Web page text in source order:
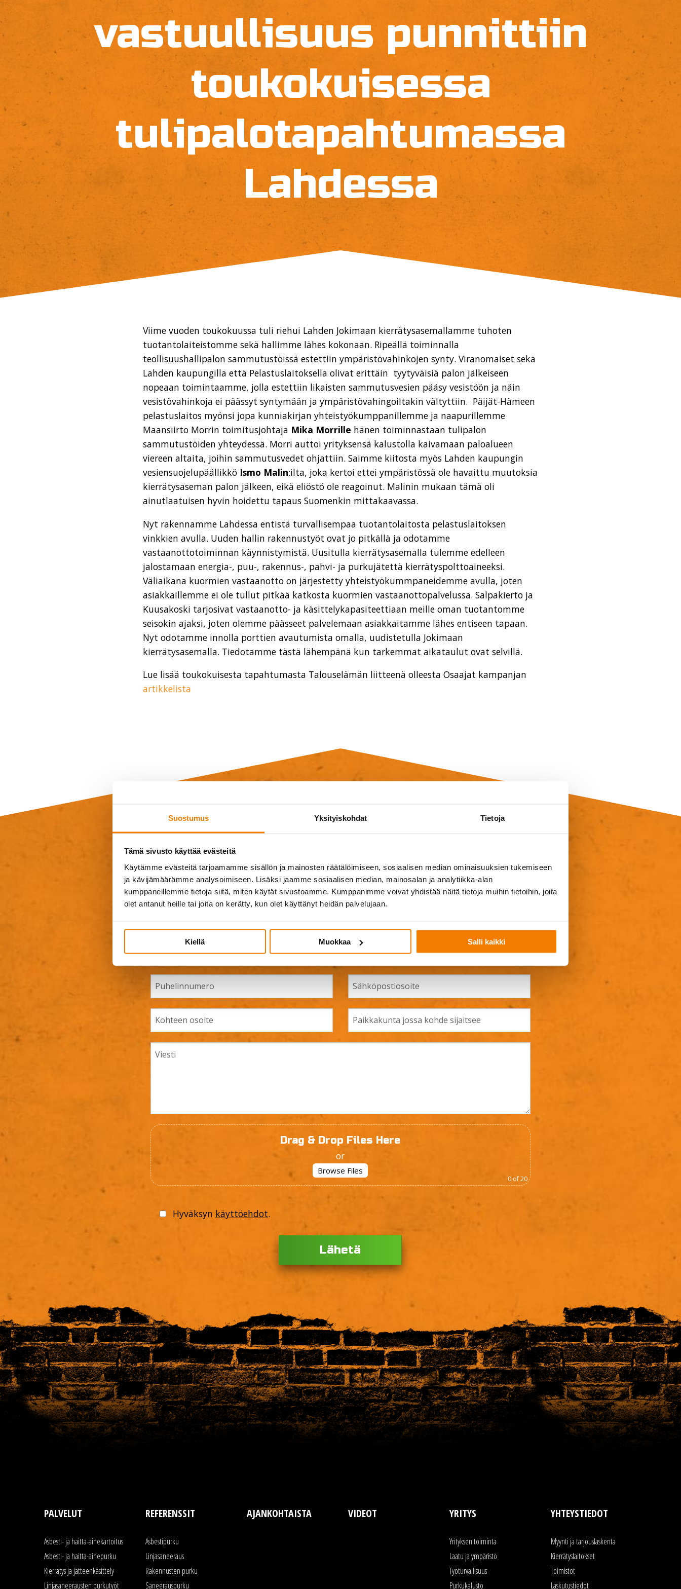
Suostumus Yksityiskohdat Tietoja
Tämä sivusto käyttää evästeitä
Käytämme evästeitä tarjoamamme sisällön ja mainosten räätälöimiseen, sosiaalisen median ominaisuuksien tukemiseen
ja kävijämäärämme analysoimiseen. Lisäksi jaamme sosiaalisen median, mainosalan ja analytiikka-alan
kumppaneillemme tietoja siitä, miten käytät sivustoamme. Kumppanimme voivat yhdistää näitä tietoja muihin tietoihin, joita
olet antanut heille tai joita on kerätty, kun olet käyttänyt heidän palvelujaan.
Kiellä Muokkaa Salli kaikki
vastuullisuus punnittiin
toukokuisessa
tulipalotapahtumassa
Lahdessa
Viime vuoden toukokuussa tuli riehui Lahden Jokimaan kierrätysasemallamme tuhoten
tuotantolaiteistomme sekä hallimme lähes kokonaan. Ripeällä toiminnalla
teollisuushallipalon sammutustöissä estettiin ympäristövahinkojen synty. Viranomaiset sekä
Lahden kaupungilla että Pelastuslaitoksella olivat erittäin tyytyväisiä palon jälkeiseen
nopeaan toimintaamme, jolla estettiin likaisten sammutusvesien pääsy vesistöön ja näin
vesistövahinkoja ei päässyt syntymään ja ympäristövahingoiltakin vältyttiin. Päijät-Hämeen
pelastuslaitos myönsi jopa kunniakirjan yhteistyökumppanillemme ja naapurillemme
Maansiirto Morrin toimitusjohtaja Mika Morrille hänen toiminnastaan tulipalon
sammutustöiden yhteydessä. Morri auttoi yrityksensä kalustolla kaivamaan paloalueen
viereen altaita, joihin sammutusvedet ohjattiin. Saimme kiitosta myös Lahden kaupungin
vesiensuojelupäällikkö Ismo Malin:ilta, joka kertoi ettei ympäristössä ole havaittu muutoksia
kierrätysaseman palon jälkeen, eikä eliöstö ole reagoinut. Malinin mukaan tämä oli
ainutlaatuisen hyvin hoidettu tapaus Suomenkin mittakaavassa.
Nyt rakennamme Lahdessa entistä turvallisempaa tuotantolaitosta pelastuslaitoksen
vinkkien avulla. Uuden hallin rakennustyöt ovat jo pitkällä ja odotamme
vastaanottotoiminnan käynnistymistä. Uusitulla kierrätysasemalla tulemme edelleen
jalostamaan energia-, puu-, rakennus-, pahvi- ja purkujätettä kierrätyspolttoaineeksi.
Väliaikana kuormien vastaanotto on järjestetty yhteistyökummpaneidemme avulla, joten
asiakkaillemme ei ole tullut pitkää katkosta kuormien vastaanottopalvelussa. Salpakierto ja
Kuusakoski tarjosivat vastaanotto- ja käsittelykapasiteettiaan meille oman tuotantomme
seisokin ajaksi, joten olemme päässeet palvelemaan asiakkaitamme lähes entiseen tapaan.
Nyt odotamme innolla porttien avautumista omalla, uudistetulla Jokimaan
kierrätysasemalla. Tiedotamme tästä lähempänä kun tarkemmat aikataulut ovat selvillä.
Lue lisää toukokuisesta tapahtumasta Talouselämän liitteenä olleesta Osaajat kampanjan
artikkelista
Jätä tarjouspyyntö
Tarvitsetko lisätietoja palveluistamme, tarjouksen purku-urakallesi vai heräsikö jotain
muuta kysyttävää? Jätä meille yhteystietosi ja viesti, niin olemme sinuun
Drag & Drop Files Here
or
Browse Files
0of 20
Hyväksyn käyttöehdot.
field
empty.
PALVELUT
Asbesti- ja haitta-ainekartoitus
Asbesti- ja haitta-ainepurku
Kierrätys ja jätteenkäsittely
Linjasaneerausten purkutyöt
REFERENSSIT
Asbestipurku
Linjasaneeraus
Rakennusten purku
Saneerauspurku
AJANKOHTAISTA VIDEOT YRITYS
Yrityksen toiminta
Laatu ja ympäristö
Työturvallisuus
Purkukalusto
YHTEYSTIEDOT
Myynti ja tarjouslaskenta
Kierrätyslaitokset
Toimistot
Laskutustiedot